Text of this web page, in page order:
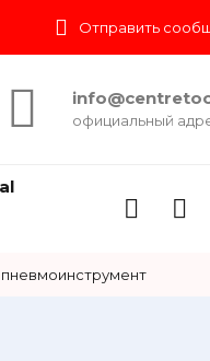
Отправить
официальный